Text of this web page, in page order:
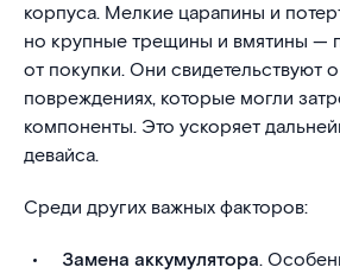
корпуса. Мелкие царапины и
но крупные трещины и вмятины —
от покупки. Они свидетельствуют
повреждениях, которые могли
компоненты. Это ускоряет
девайса.
Среди других важных факторов:
Замена аккумулятора.